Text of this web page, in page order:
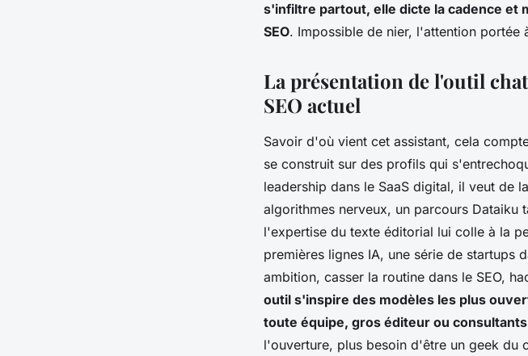
s'infiltre partout, elle dicte la cadence et
SEO. Impossible de nier, l'attention portée
La présentation de l'outil
SEO actuel
Savoir d'où vient cet assistant, cela
se construit sur des profils qui
leadership dans le SaaS digital, il veut de
algorithmes nerveux, un parcours Dataiku
l'expertise du texte éditorial lui colle à la
premières lignes IA, une série de startups
ambition, casser la routine dans le SEO,
outil s'inspire des modèles les plus
toute équipe, gros éditeur ou
l'ouverture, plus besoin d'être un geek du